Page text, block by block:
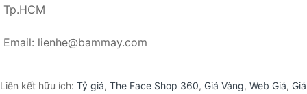
Tp.HCM
Email: lienhe@bammay.com
Liên kết hữu ích: Tỷ giá, The Face Shop 360, Giá Vàng, Web Giá, Giá